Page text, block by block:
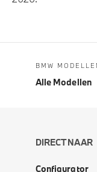
BMW
Alle Modellen
DIRECT NAAR
Configurator